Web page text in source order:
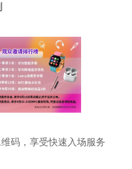
码，享受快速入场服务